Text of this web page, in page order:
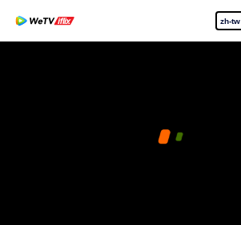
zh-tw